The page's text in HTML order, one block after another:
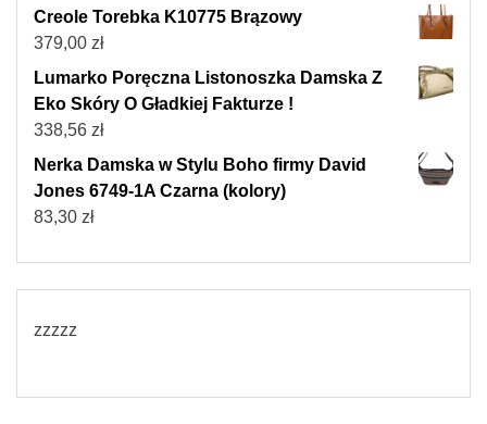
Creole Torebka K10775 Brązowy
379,00 zł
Lumarko Poręczna Listonoszka Damska Z
Eko Skóry O Gładkiej Fakturze !
338,56 zł
Nerka Damska w Stylu Boho firmy David
Jones 6749-1A Czarna (kolory)
83,30 zł
zzzzz